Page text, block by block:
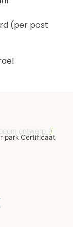
(per post
ontwerp /
park Certificaat